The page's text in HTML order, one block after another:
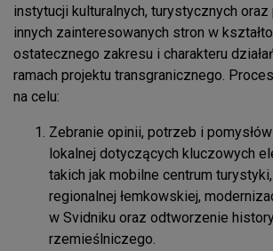
instytucji kulturalnych, turystycznych
innych zainteresowanych stron w
ostatecznego zakresu i charakteru
ramach projektu transgranicznego.
na celu:
Zebranie opinii, potrzeb i
lokalnej dotyczących kluczowych
takich jak mobilne centrum
regionalnej łemkowskiej,
w Svidniku oraz odtworzenie
rzemieślniczego.